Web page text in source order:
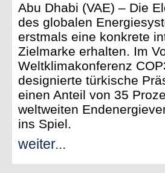
Abu Dhabi (VAE) – Die
des globalen
erstmals eine konkrete
Zielmarke erhalten. Im
Weltklimakonferenz
designierte türkische
einen Anteil von 35
weltweiten
ins Spiel.
weiter...